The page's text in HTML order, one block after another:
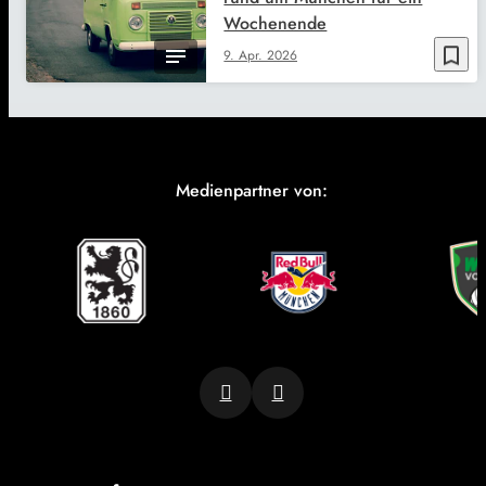
bookmark_border
9. Apr. 2026
Wochenende
Medienpartner von: